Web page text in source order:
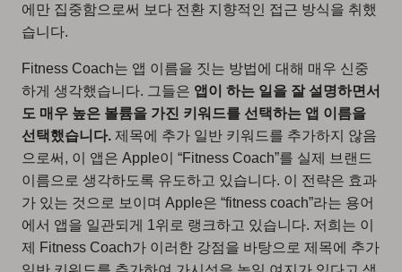
에만 집중함으로써 보다 전환 지향적인 접근 방식을 취했
습니다.
Fitness Coach는 앱 이름을 짓는 방법에 대해 매우 신중
하게 생각했습니다. 그들은 앱이 하는 일을 잘 설명하면서
도 매우 높은 볼륨을 가진 키워드를 선택하는 앱 이름을
선택했습니다. 제목에 추가 일반 키워드를 추가하지 않음
으로써, 이 앱은 Apple이 “Fitness Coach”를 실제 브랜드
이름으로 생각하도록 유도하고 있습니다. 이 전략은 효과
가 있는 것으로 보이며 Apple은 “fitness coach”라는 용어
에서 앱을 일관되게 1위로 랭크하고 있습니다. 저희는 이
제 Fitness Coach가 이러한 강점을 바탕으로 제목에 추가